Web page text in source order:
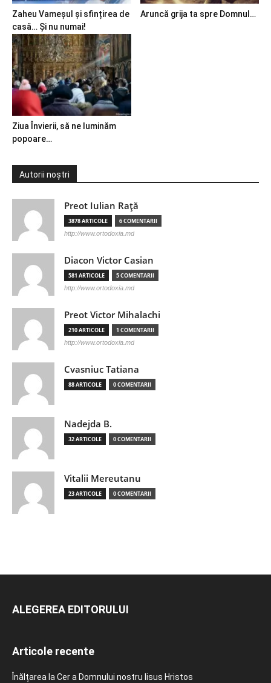
Zaheu Vameșul și sfințirea de
casă… Și nu numai!
Aruncă grija ta spre Domnul…
Ziua Învierii, să ne luminăm
popoare…
Autorii noștri
Preot Iulian Raţă
3878 ARTICOLE 6 COMENTARII
http://www.ortodoxia.md
Diacon Victor Casian
581 ARTICOLE 5 COMENTARII
http://www.ortodoxia.md
Preot Victor Mihalachi
210 ARTICOLE 1 COMENTARII
http://www.ortodoxia.md
Cvasniuc Tatiana
88 ARTICOLE 0 COMENTARII
Nadejda B.
32 ARTICOLE 0 COMENTARII
Vitalii Mereutanu
23 ARTICOLE 0 COMENTARII
ALEGEREA EDITORULUI
Articole recente
Înălțarea la Cer a Domnului nostru Iisus Hristos